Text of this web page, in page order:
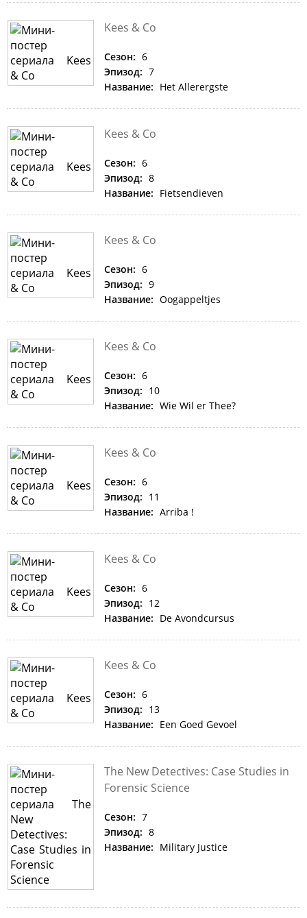
Kees & Co
Сезон: 6
Эпизод: 7
Название: Het Allerergste
Kees & Co
Сезон: 6
Эпизод: 8
Название: Fietsendieven
Kees & Co
Сезон: 6
Эпизод: 9
Название: Oogappeltjes
Kees & Co
Сезон: 6
Эпизод: 10
Название: Wie Wil er Thee?
Kees & Co
Сезон: 6
Эпизод: 11
Название: Arriba !
Kees & Co
Сезон: 6
Эпизод: 12
Название: De Avondcursus
Kees & Co
Сезон: 6
Эпизод: 13
Название: Een Goed Gevoel
The New Detectives: Case Studies in
Forensic Science
Сезон: 7
Эпизод: 8
Название: Military Justice